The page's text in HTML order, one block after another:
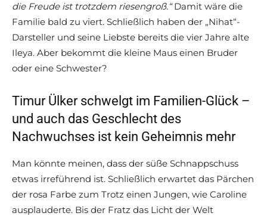
die Freude ist trotzdem riesengroß.“Damit wäre die
Familie bald zu viert. Schließlich haben der „Nihat“-
Darsteller und seine Liebste bereits die vier Jahre alte
Ileya. Aber bekommt die kleine Maus einen Bruder
oder eine Schwester?
Timur Ülker schwelgt im Familien-Glück –
und auch das Geschlecht des
Nachwuchses ist kein Geheimnis mehr
Man könnte meinen, dass der süße Schnappschuss
etwas irreführend ist. Schließlich erwartet das Pärchen
der rosa Farbe zum Trotz einen Jungen, wie Caroline
ausplauderte. Bis der Fratz das Licht der Welt